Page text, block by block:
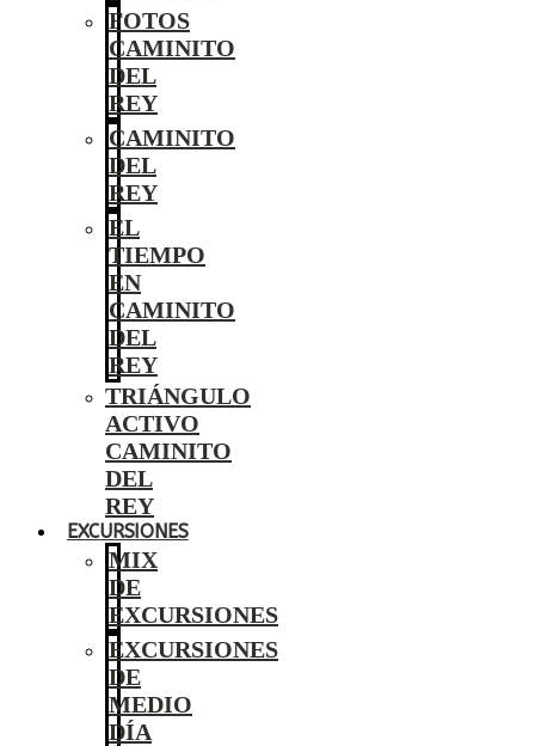
FOTOS
CAMINITO
DEL
REY
CAMINITO
DEL
REY
EL
TIEMPO
EN
CAMINITO
DEL
REY
TRIÁNGULO
ACTIVO
CAMINITO
DEL
REY
EXCURSIONES
MIX
DE
EXCURSIONES
EXCURSIONES
DE
MEDIO
DÍA